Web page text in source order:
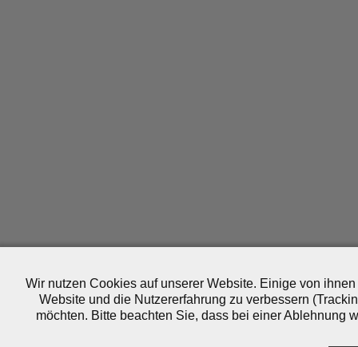
Wir nutzen Cookies auf unserer Website. Einige von
Website und die Nutzererfahrung zu verbessern
möchten. Bitte beachten Sie, dass bei einer Ablehnung